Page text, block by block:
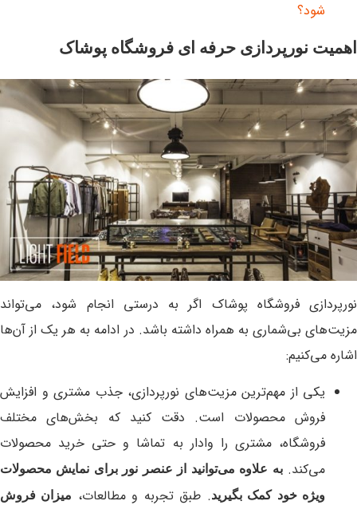
شود؟
اهمیت نورپردازی حرفه ای فروشگاه پوشاک
نورپردازی فروشگاه پوشاک اگر به درستی انجام شود، می‌تواند
مزیت‌های بی‌شماری به همراه داشته باشد. در ادامه به هر یک از آن‌ها
اشاره می‌کنیم:
یکی از مهم‌ترین مزیت‌های نورپردازی، جذب مشتری و افزایش
فروش محصولات است. دقت کنید که بخش‌های مختلف
فروشگاه، مشتری را وادار به تماشا و حتی خرید محصولات
می‌کند.به علاوه می‌توانید از عنصر نور برای نمایش محصولات
ویژه خود کمک بگیرید. طبق تجربه و مطالعات، میزان فروش